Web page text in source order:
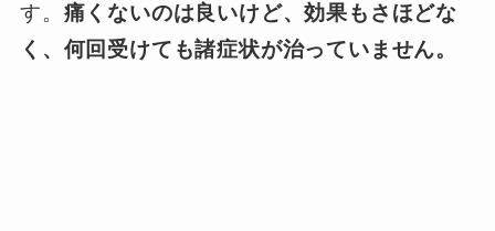
す。 痛くないのは良いけど、効果もさほどな
く、何回受けても諸症状が治っていません。